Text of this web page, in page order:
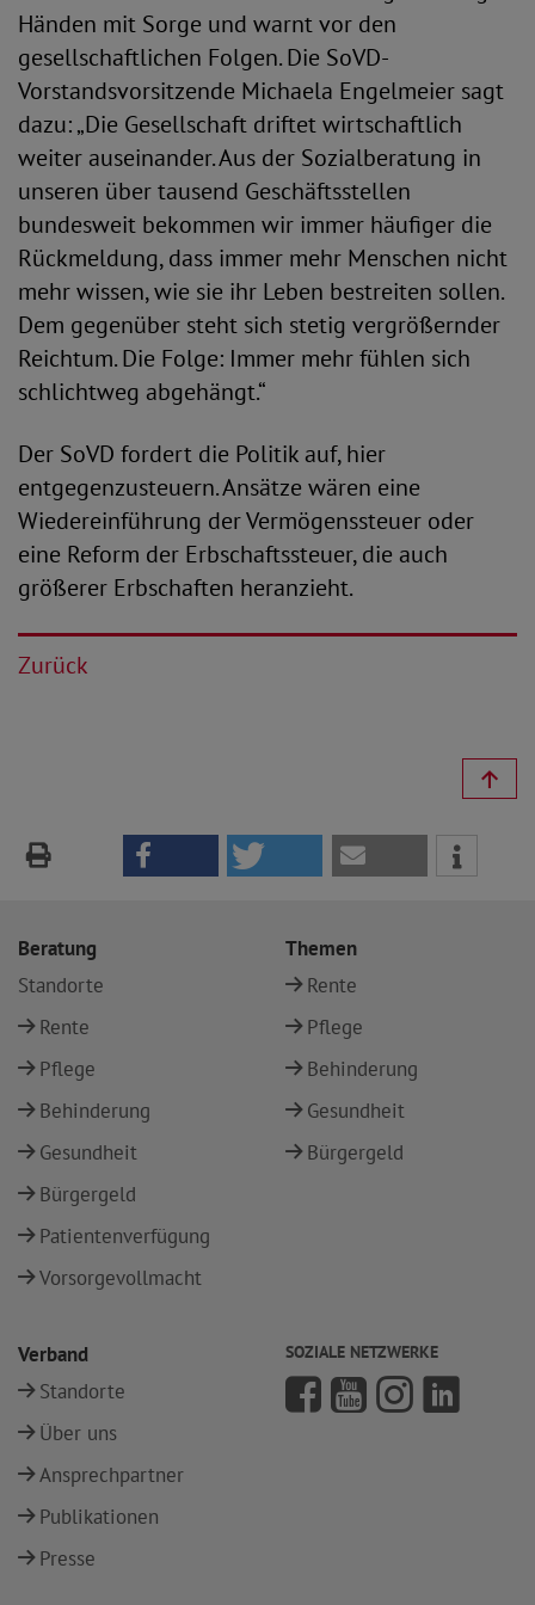
Händen mit Sorge und warnt vor den
gesellschaftlichen Folgen. Die SoVD-
Vorstandsvorsitzende Michaela Engelmeier sagt
dazu: „Die Gesellschaft driftet wirtschaftlich
weiter auseinander. Aus der Sozialberatung in
unseren über tausend Geschäftsstellen
bundesweit bekommen wir immer häufiger die
Rückmeldung, dass immer mehr Menschen nicht
mehr wissen, wie sie ihr Leben bestreiten sollen.
Dem gegenüber steht sich stetig vergrößernder
Reichtum. Die Folge: Immer mehr fühlen sich
schlichtweg abgehängt.“
Der SoVD fordert die Politik auf, hier
entgegenzusteuern. Ansätze wären eine
Wiedereinführung der Vermögenssteuer oder
eine Reform der Erbschaftssteuer, die auch
größerer Erbschaften heranzieht.
Zurück
Beratung
Standorte
Rente
Pflege
Behinderung
Gesundheit
Bürgergeld
Patientenverfügung
Vorsorgevollmacht
Themen
Rente
Pflege
Behinderung
Gesundheit
Bürgergeld
Verband
Standorte
Über uns
Ansprechpartner
Publikationen
Presse
SOZIALE NETZWERKE